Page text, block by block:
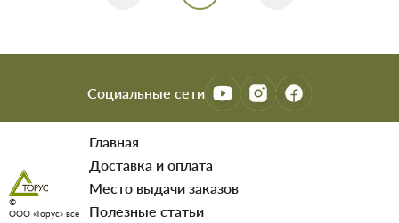
Социальные сети
©
ООО «Торус» все
Главная
Доставка и оплата
Место выдачи заказов
Полезные статьи